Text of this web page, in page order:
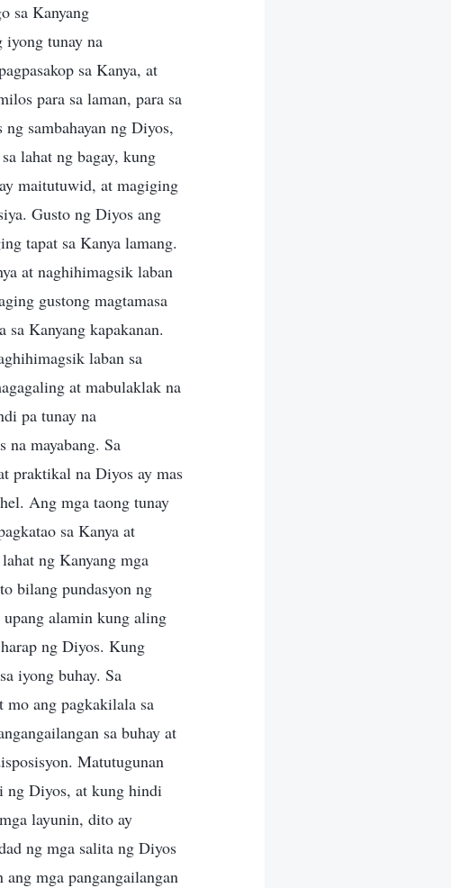
sa Kanyang
iyong tunay na
sa Kanya, at
para sa laman, para sa
sambahayan ng Diyos,
lahat ng bagay, kung
maitutuwid, at magiging
Gusto ng Diyos ang
tapat sa Kanya lamang.
at naghihimagsik laban
gustong magtamasa
Kanyang kapakanan.
laban sa
at mabulaklak na
pa tunay na
na mayabang. Sa
praktikal na Diyos ay mas
Ang mga taong tunay
sa Kanya at
ng Kanyang mga
bilang pundasyon ng
alamin kung aling
ng Diyos. Kung
iyong buhay. Sa
mo ang pagkakilala sa
sa buhay at
Matutugunan
ng Diyos, at kung hindi
layunin, dito ay
ng mga salita ng Diyos
mga pangangailangan